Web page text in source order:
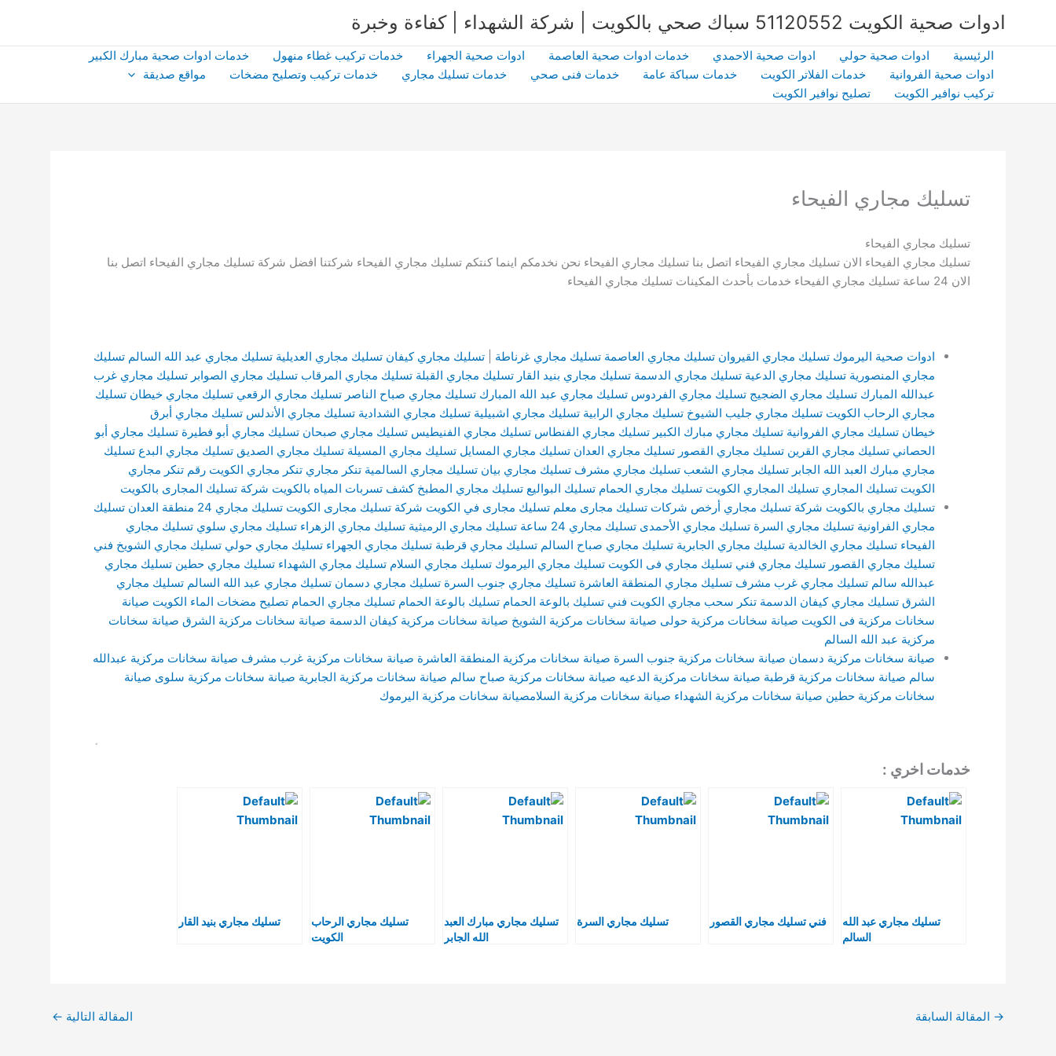
المحتوى
ادوات صحية الكويت 51120552 سباك صحي بالكويت | شركة الشهداء | كفاءة وخبرة
الرئيسية ادوات صحية حولي ادوات صحية الاحمدي خدمات ادوات صحية العاصمة ادوات صحية الجهراء خدمات تركيب غطاء منهول
خدمات ادوات صحية مبارك الكبير
ادوات صحية الفروانية
خدمات الفلاتر الكويت خدمات سباكة عامة خدمات فنى صحي خدمات تسليك مجاري خدمات تركيب وتصليح مضخات
مواقع صديقة
تركيب نوافير الكويت
تصليح نوافير الكويت
تسليك مجاري الفيحاء
تسليك مجاري الفيحاء
تسليك مجاري الفيحاء الان تسليك مجاري الفيحاء اتصل بنا تسليك مجاري الفيحاء نحن نخدمكم اينما كنتكم تسليك مجاري الفيحاء شركتنا افضل شركة تسليك مجاري الفيحاء اتصل بنا
الان 24 ساعة تسليك مجاري الفيحاء خدمات بأحدث المكينات تسليك مجاري الفيحاء
ادوات صحية اليرموك تسليك مجاري القيروان تسليك مجاري العاصمة تسليك مجاري غرناطة تسليك مجاري كيفان تسليك مجاري العديلية تسليك مجاري عبد الله السالم تسليك
مجاري المنصورية تسليك مجاري الدعية تسليك مجاري الدسمة تسليك مجاري بنيد القار تسليك مجاري القبلة تسليك مجاري المرقاب تسليك مجاري الصوابر تسليك مجاري غرب
عبدالله المبارك تسليك مجاري الضجيج تسليك مجاري الفردوس تسليك مجاري عبد الله المبارك تسليك مجاري صباح الناصر تسليك مجاري الرقعي تسليك مجاري خيطان تسليك
مجاري الرحاب الكويت تسليك مجاري جليب الشيوخ تسليك مجاري الرابية تسليك مجاري اشبيلية تسليك مجاري الشدادية تسليك مجاري الأندلس تسليك مجاري أبرق
خيطان تسليك مجاري الفروانية تسليك مجاري مبارك الكبير تسليك مجاري الفنطاس تسليك مجاري الفنيطيس تسليك مجاري صبحان تسليك مجاري أبو فطيرة تسليك مجاري أبو
الحصاني تسليك مجاري القرين تسليك مجاري القصور تسليك مجاري العدان تسليك مجاري المسايل تسليك مجاري المسيلة تسليك مجاري الصديق تسليك مجاري البدع تسليك
مجاري مبارك العبد الله الجابر تسليك مجاري الشعب تسليك مجاري مشرف تسليك مجاري بيان تسليك مجاري السالمية تنكر مجاري تنكر مجاري الكويت رقم تنكر مجاري
الكويت تسليك المجاري تسليك المجاري الكويت تسليك مجاري الحمام تسليك البواليع تسليك مجاري المطبخ كشف تسربات المياه بالكويت شركة تسليك المجارى بالكويت
تسليك مجاري بالكويت شركة تسليك مجاري أرخص شركات تسليك مجارى معلم تسليك مجارى في الكويت شركة تسليك مجارى الكويت تسليك مجاري 24 منطقة العدان
تسليك
مجاري الفراونية تسليك مجاري السرة تسليك مجاري الأحمدى تسليك مجاري 24 ساعة تسليك مجاري الرميثية تسليك مجاري الزهراء تسليك مجاري سلوي تسليك مجاري
الفيحاء تسليك مجاري الخالدية تسليك مجاري الجابرية تسليك مجاري صباح السالم تسليك مجاري قرطبة تسليك مجاري الجهراء تسليك مجاري حولي تسليك مجاري الشويخ فني
تسليك مجاري القصور تسليك مجاري فني تسليك مجاري فى الكويت تسليك مجاري اليرموك تسليك مجاري السلام تسليك مجاري الشهداء تسليك مجاري حطين تسليك مجاري
عبدالله سالم تسليك مجاري غرب مشرف تسليك مجاري المنطقة العاشرة تسليك مجاري جنوب السرة تسليك مجاري دسمان تسليك مجاري عبد الله السالم تسليك مجاري
الشرق تسليك مجاري كيفان الدسمة تنكر سحب مجاري الكويت فني تسليك بالوعة الحمام تسليك بالوعة الحمام تسليك مجاري الحمام تصليح مضخات الماء الكويت صيانة
سخانات مركزية فى الكويت صيانة سخانات مركزية حولى صيانة سخانات مركزية الشويخ صيانة سخانات مركزية كيفان الدسمة صيانة سخانات مركزية الشرق صيانة سخانات
مركزية عبد الله السالم
صيانة سخانات مركزية دسمان صيانة سخانات مركزية جنوب السرة صيانة سخانات مركزية المنطقة العاشرة صيانة سخانات مركزية غرب مشرف صيانة سخانات مركزية عبدالله
سالم صيانة سخانات مركزية قرطبة صيانة سخانات مركزية الدعيه صيانة سخانات مركزية صباح سالم صيانة سخانات مركزية الجابرية صيانة سخانات مركزية سلوى صيانة
سخانات مركزية حطين صيانة سخانات مركزية الشهداء صيانة سخانات مركزية السلامصيانة سخانات مركزية اليرموك
.
خدمات اخري :
تسليك مجاري عبد الله
السالم
فني تسليك مجاري القصور تسليك مجاري السرة
تسليك مجاري مبارك العبد
الله الجابر
تسليك مجاري الرحاب
الكويت
تسليك مجاري بنيد القار
→ المقالة السابقة المقالة التالية ←